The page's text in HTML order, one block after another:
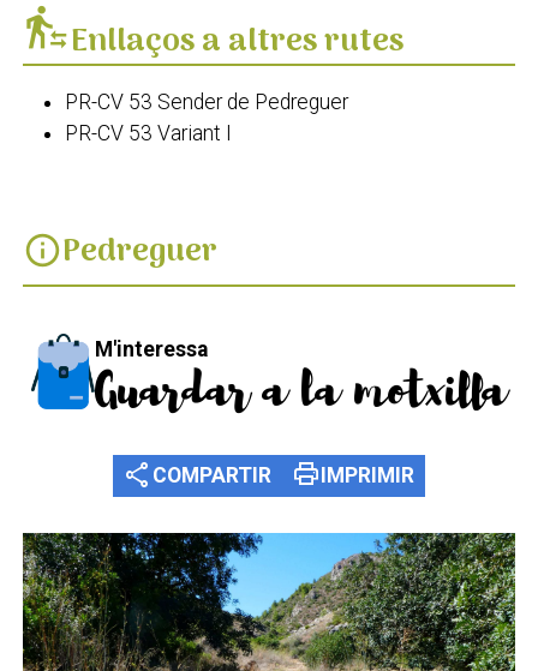
transfer_within_a_stationEnllaços a altres rutes
PR-CV 53 Sender de Pedreguer
PR-CV 53 Variant I
infoPedreguer
M'interessa
Guardar a la motxilla
share COMPARTIR print IMPRIMIR